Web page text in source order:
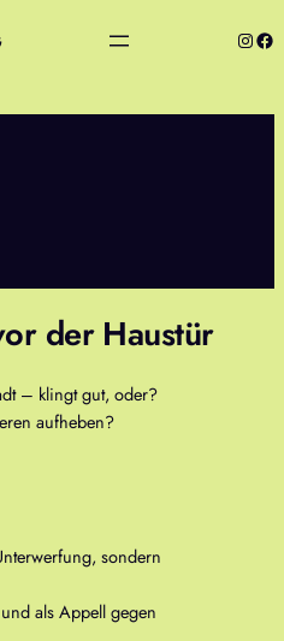
der Haustür
– klingt gut, oder?
aufheben?
sondern
als Appell gegen